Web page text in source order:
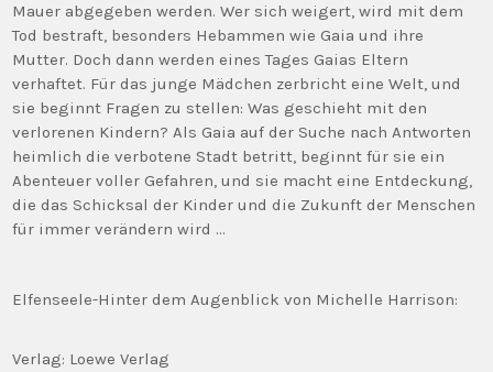
Mauer abgegeben werden. Wer sich weigert, wird mit dem
Tod bestraft, besonders Hebammen wie Gaia und ihre
Mutter. Doch dann werden eines Tages Gaias Eltern
verhaftet. Für das junge Mädchen zerbricht eine Welt, und
sie beginnt Fragen zu stellen: Was geschieht mit den
verlorenen Kindern? Als Gaia auf der Suche nach Antworten
heimlich die verbotene Stadt betritt, beginnt für sie ein
Abenteuer voller Gefahren, und sie macht eine Entdeckung,
die das Schicksal der Kinder und die Zukunft der Menschen
für immer verändern wird …
Elfenseele-Hinter dem Augenblick von Michelle Harrison:
Verlag: Loewe Verlag